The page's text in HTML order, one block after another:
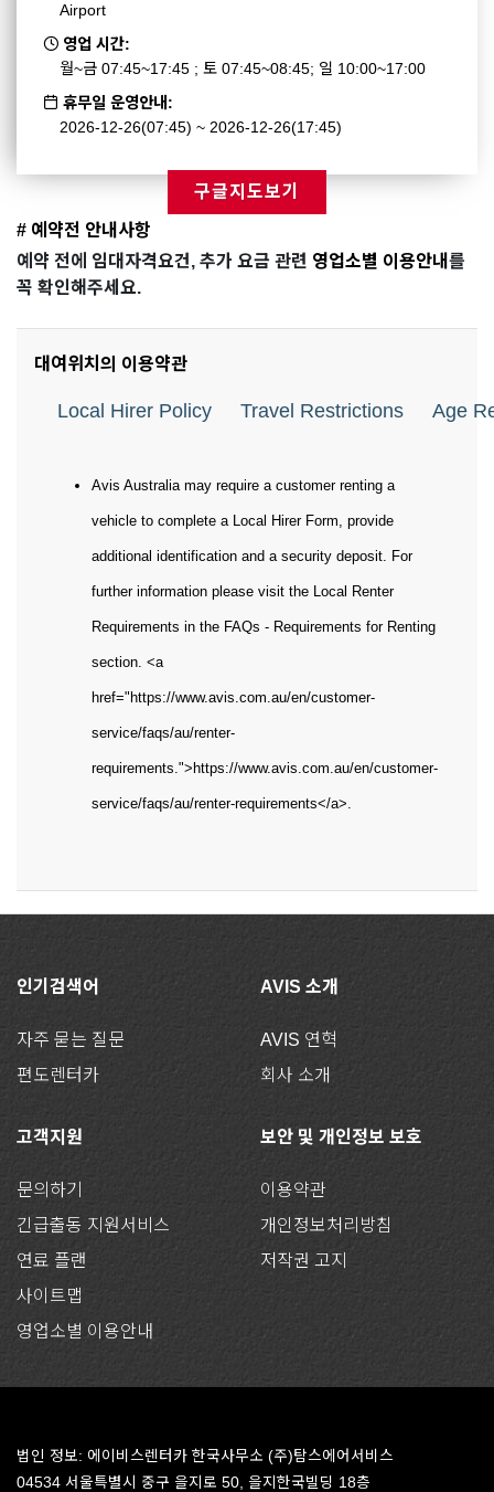
Airport
영업 시간:
월~금 07:45~17:45 ; 토 07:45~08:45; 일 10:00~17:00
휴무일 운영안내:
2026-12-26(07:45) ~ 2026-12-26(17:45)
구글지도보기
# 예약전 안내사항
예약 전에 임대자격요건, 추가 요금 관련 영업소별 이용안내 를
꼭 확인해주세요.
대여위치의 이용약관
Local Hirer Policy Travel Restrictions Age
Avis Australia may require a customer renting a
vehicle to complete a Local Hirer Form, provide
additional identification and a security deposit. For
further information please visit the Local Renter
Requirements in the FAQs - Requirements for Renting
section. <a
href="https://www.avis.com.au/en/customer-
service/faqs/au/renter-
requirements.">https://www.avis.com.au/en/customer-
service/faqs/au/renter-requirements</a>.
인기검색어
자주 묻는 질문
편도렌터카
AVIS 소개
AVIS 연혁
회사 소개
고객지원
문의하기
긴급출동 지원서비스
연료 플랜
사이트맵
영업소별 이용안내
보안 및 개인정보 보호
이용약관
개인정보처리방침
저작권 고지
법인 정보: 에이비스렌터카 한국사무소 (주)탐스에어서비스
04534 서울특별시 중구 을지로 50, 을지한국빌딩 18층